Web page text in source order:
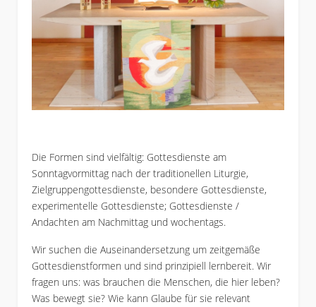
Die Formen sind vielfältig: Gottesdienste am
Sonntagvormittag nach der traditionellen Liturgie,
Zielgruppengottesdienste, besondere Gottesdienste,
experimentelle Gottesdienste; Gottesdienste /
Andachten am Nachmittag und wochentags.
Wir suchen die Auseinandersetzung um zeitgemäße
Gottesdienstformen und sind prinzipiell lernbereit. Wir
fragen uns: was brauchen die Menschen, die hier leben?
Was bewegt sie? Wie kann Glaube für sie relevant